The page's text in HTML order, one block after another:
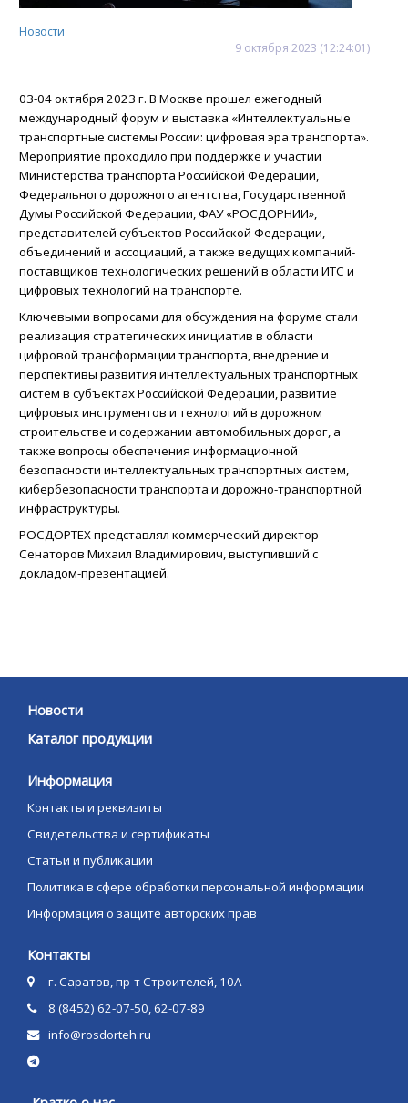
Новости
9 октября 2023 (12:24:01)
03-04 октября 2023 г. В Москве прошел ежегодный
международный форум и выставка «Интеллектуальные
транспортные системы России: цифровая эра транспорта».
Мероприятие проходило при поддержке и участии
Министерства транспорта Российской Федерации,
Федерального дорожного агентства, Государственной
Думы Российской Федерации, ФАУ «РОСДОРНИИ»,
представителей субъектов Российской Федерации,
объединений и ассоциаций, а также ведущих компаний-
поставщиков технологических решений в области ИТС и
цифровых технологий на транспорте.
Ключевыми вопросами для обсуждения на форуме стали
реализация стратегических инициатив в области
цифровой трансформации транспорта, внедрение и
перспективы развития интеллектуальных транспортных
систем в субъектах Российской Федерации, развитие
цифровых инструментов и технологий в дорожном
строительстве и содержании автомобильных дорог, а
также вопросы обеспечения информационной
безопасности интеллектуальных транспортных систем,
кибербезопасности транспорта и дорожно-транспортной
инфраструктуры.
РОСДОРТЕХ представлял коммерческий директор -
Сенаторов Михаил Владимирович, выступивший с
докладом-презентацией.
Новости
Каталог продукции
Информация
Контакты и реквизиты
Свидетельства и сертификаты
Статьи и публикации
Политика в сфере обработки персональной информации
Информация о защите авторских прав
Контакты
г. Саратов, пр-т Строителей, 10А
8 (8452) 62-07-50, 62-07-89
info@rosdorteh.ru